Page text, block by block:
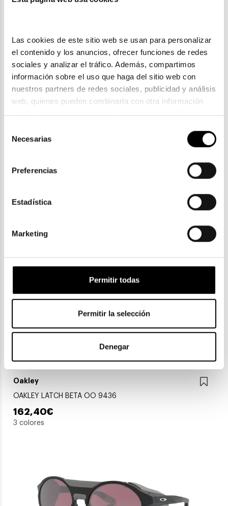
Las cookies de este sitio web se usan para personalizar
el contenido y los anuncios, ofrecer funciones de redes
sociales y analizar el tráfico. Además, compartimos
información sobre el uso que haga del sitio web con
nuestros partners de redes sociales, publicidad y análisis
web, quienes pueden combinarla con otra información
que les haya proporcionado o que hayan recopilado a
la política de privacidad en el siguiente
. Consulta
Necesarias
Preferencias
Estadística
Marketing
Permitir todas
Permitir la selección
Denegar
OAKLEY JUNIOR RESISTOR OJ 9010 901019
78,40€
3 colores
Oakley
OAKLEY LATCH BETA OO 9436
162,40€
3 colores